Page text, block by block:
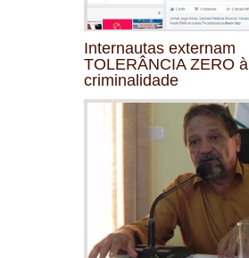
Internautas externam
TOLERÂNCIA ZERO à
criminalidade